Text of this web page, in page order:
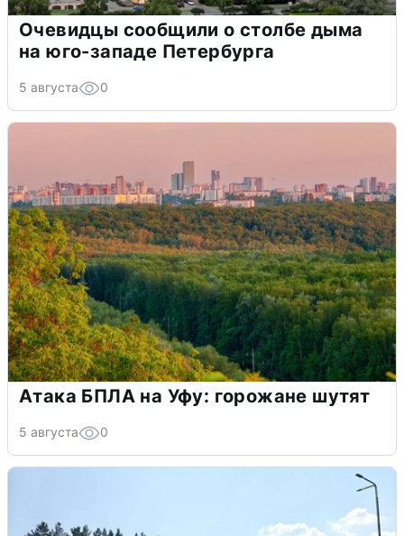
Очевидцы сообщили о столбе дыма
на юго-западе Петербурга
5 августа 0
Атака БПЛА на Уфу: горожане шутят
5 августа 0